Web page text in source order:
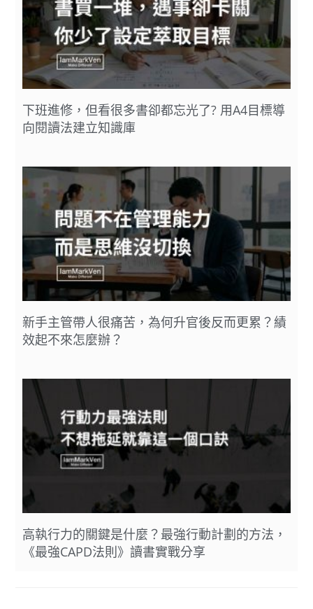
下班進修，但看很多書卻都忘光了? 用A4目標導
向閱讀法建立知識庫
新手主管帶人很痛苦，為何升官後反而更累？績
效起不來怎麼辦？
高執行力的關鍵是什麼？最強行動計劃的方法，
《最強CAPD法則》讀書實戰分享